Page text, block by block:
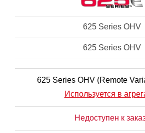
625 Series OHV
625 Series OHV
625 Series OHV (Remote
Используется в
Недоступен к